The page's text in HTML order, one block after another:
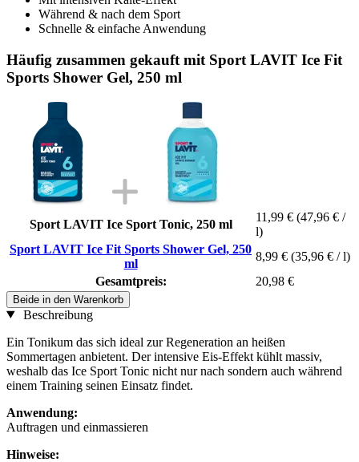
Während & nach dem Sport
Schnelle & einfache Anwendung
Häufig zusammen gekauft mit Sport LAVIT Ice Fit
Sports Shower Gel, 250 ml
Sport LAVIT Ice Sport Tonic, 250 ml
11,99 € (47,96 € /
l)
Sport LAVIT Ice Fit Sports Shower Gel, 250
ml
8,99 € (35,96 € / l)
Gesamtpreis:
20,98 €
Beide in den Warenkorb
Beschreibung
Ein Tonikum das sich ideal zur Regeneration an heißen
Sommertagen anbietent. Der intensive Eis-Effekt kühlt massiv,
weshalb das Ice Sport Tonic nicht nur nach sondern auch während
einem Training seinen Einsatz findet.
Anwendung:
Auftragen und einmassieren
Hinweise: